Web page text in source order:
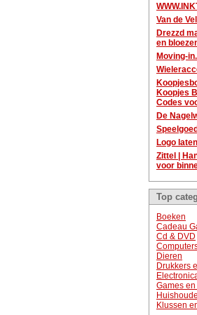
Van de
Drezzd
en
Moving-
Koopjes
Codes
De
Logo
Zittel |
voor
Top
Boeken
Cadeau
Cd & DVD
Dieren
Drukkers
Games
Klussen